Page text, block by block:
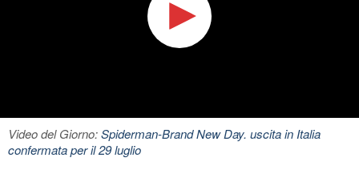
Video del Giorno:Spiderman-Brand New Day. uscita in Italia
confermata per il 29 luglio